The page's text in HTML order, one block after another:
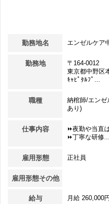
勤務地名 エンゼルケア
勤務地
〒164-0012
東京都中野区
ｷｬﾋﾟﾀﾙﾌﾟ...
職種
納棺師/エンゼ
あり)
仕事内容
⏩夜勤や当直
⏩丁寧な研修...
雇用形態 正社員
雇用形態その他
給与 月給 260,000